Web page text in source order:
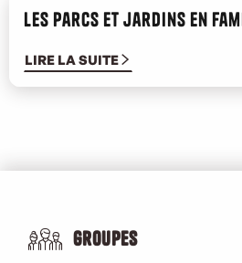
Les parcs et jardins en
LIRE LA SUITE
Groupes